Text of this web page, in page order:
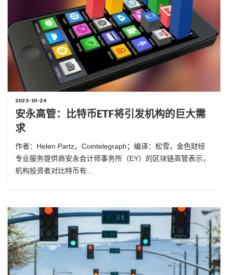
2023-10-24
安永高管：比特币ETF将引发机构的巨大需
求
作者：Helen Partz，Cointelegraph；编译：松雪，金色财经
专业服务提供商安永会计师事务所（EY）的区块链高管表示，
机构投资者对比特币有...